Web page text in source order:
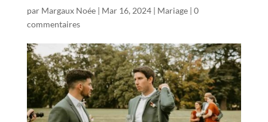
par Margaux Noée| Mar 16, 2024| Mariage| 0
commentaires